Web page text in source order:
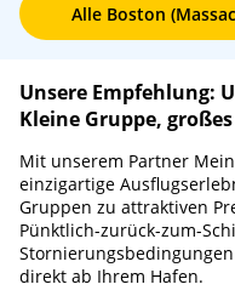
Alle Boston
Unsere Empfehlung:
Kleine Gruppe,
Mit unserem Partner
einzigartige
Gruppen zu attraktiven
Pünktlich-zurück-zum-
direkt ab Ihrem Hafen.